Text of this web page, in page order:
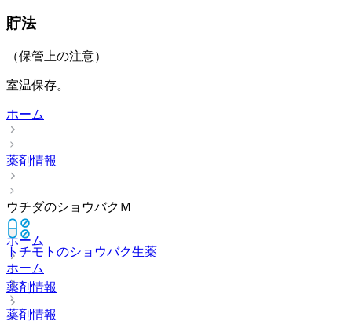
貯法
（保管上の注意）
室温保存。
ホーム
薬剤情報
ウチダのショウバクＭ
トチモトのショウバク生薬
ホーム
薬剤情報
ホーム
薬剤情報